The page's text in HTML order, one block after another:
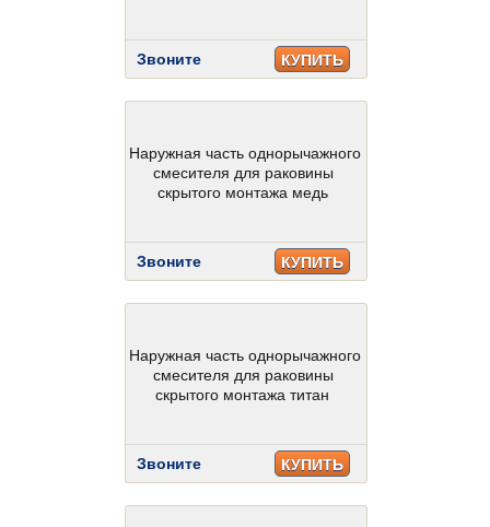
Звоните КУПИТЬ
Наружная часть однорычажного
смесителя для раковины
скрытого монтажа медь
Звоните КУПИТЬ
Наружная часть однорычажного
смесителя для раковины
скрытого монтажа титан
Звоните КУПИТЬ